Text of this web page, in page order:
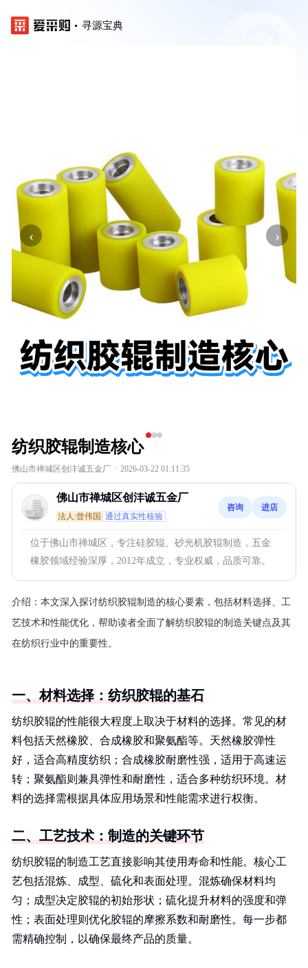
寻源宝典
‹ ›
纺织胶辊制造核心
佛山市禅城区创沣诚五金厂 · 2026-03-22 01:11:35
佛山市禅城区创沣诚五金厂
法人:曾伟国 通过真实性核验
咨询 进店
位于佛山市禅城区，专注硅胶辊、砂光机胶辊制造，五金
橡胶领域经验深厚，2012年成立，专业权威，品质可靠。
介绍： 本文深入探讨纺织胶辊制造的核心要素，包括材料选择、工
艺技术和性能优化，帮助读者全面了解纺织胶辊的制造关键点及其
在纺织行业中的重要性。
一、材料选择：纺织胶辊的基石
纺织胶辊的性能很大程度上取决于材料的选择。常见的材
料包括天然橡胶、合成橡胶和聚氨酯等。天然橡胶弹性
好，适合高精度纺织；合成橡胶耐磨性强，适用于高速运
转；聚氨酯则兼具弹性和耐磨性，适合多种纺织环境。材
料的选择需根据具体应用场景和性能需求进行权衡。
二、工艺技术：制造的关键环节
纺织胶辊的制造工艺直接影响其使用寿命和性能。核心工
艺包括混炼、成型、硫化和表面处理。混炼确保材料均
匀；成型决定胶辊的初始形状；硫化提升材料的强度和弹
性；表面处理则优化胶辊的摩擦系数和耐磨性。每一步都
需精确控制，以确保最终产品的质量。